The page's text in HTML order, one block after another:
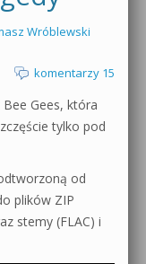
Wróblewski
komentarzy 15
Gees, która
tylko pod
od
plików ZIP
stemy (FLAC) i